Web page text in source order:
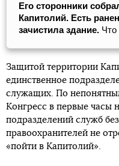
Его сторонники
Капитолий. Есть
зачистила здание. Что
Защитой территории
единственное
служащих. По
Конгресс в первые часы
подразделений служб
правоохранителей не
«пойти в Капитолий».